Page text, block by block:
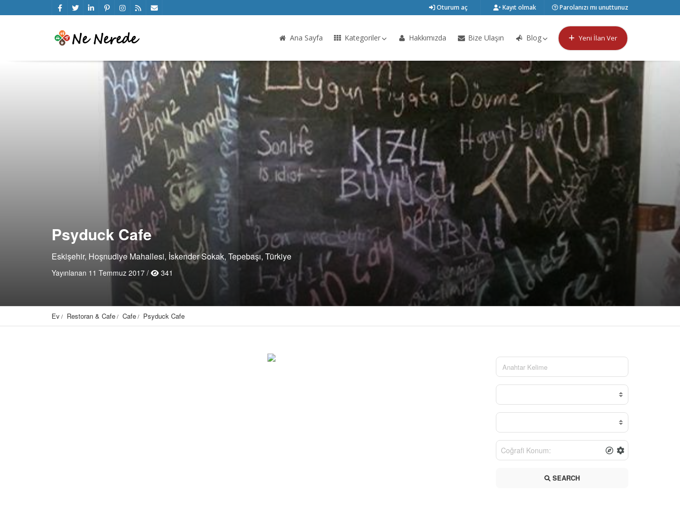
Oturum aç Kayıt olmak Parolanızı mı unuttunuz
Ana Sayfa Kategoriler Hakkımızda Bize Ulaşın Blog Yeni İlan Ver
Psyduck Cafe
Eskişehir, Hoşnudiye Mahallesi, İskender Sokak, Tepebaşı, Türkiye
Yayınlanan 11 Temmuz 2017 / 341
Ev Restoran & Cafe Cafe Psyduck Cafe
SEARCH